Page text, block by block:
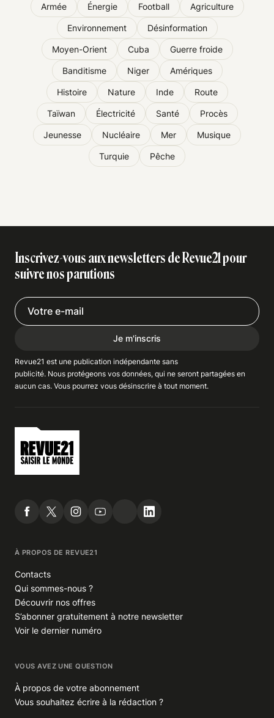
Armée Énergie Football Agriculture
Environnement Désinformation
Moyen-Orient Cuba Guerre froide
Banditisme Niger Amériques
Histoire Nature Inde Route
Taïwan Électricité Santé Procès
Jeunesse Nucléaire Mer Musique
Turquie Pêche
Inscrivez-vous aux newsletters de Revue21 pour
suivre nos parutions
Je m'inscris
Revue21 est une publication indépendante sans
publicité. Nous protégeons vos données, qui ne seront partagées en
aucun cas. Vous pourrez vous désinscrire à tout moment.
À PROPOS DE REVUE21
Contacts
Qui sommes-nous ?
Découvrir nos offres
S’abonner gratuitement à notre newsletter
Voir le dernier numéro
VOUS AVEZ UNE QUESTION
À propos de votre abonnement
Vous souhaitez écrire à la rédaction ?